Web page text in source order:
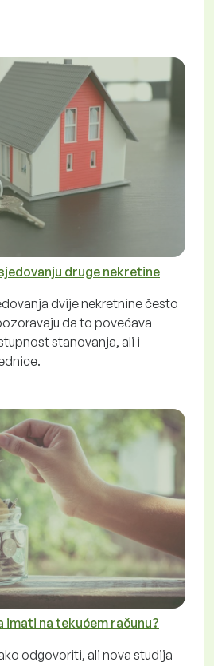
druge nekretine
dvije nekretnine često
da to povećava
stanovanja, ali i
imati na tekućem računu?
odgovoriti, ali nova studija